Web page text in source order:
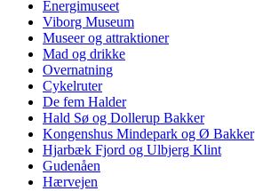
Energimuseet
Viborg Museum
Museer og attraktioner
Mad og drikke
Overnatning
Cykelruter
De fem Halder
Hald Sø og Dollerup Bakker
Kongenshus Mindepark og Ø Bakker
Hjarbæk Fjord og Ulbjerg Klint
Gudenåen
Hærvejen